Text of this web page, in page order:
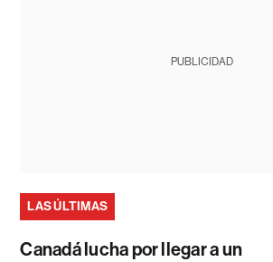
PUBLICIDAD
LAS ÚLTIMAS
Canadá lucha por llegar a un